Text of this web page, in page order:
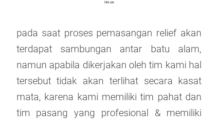
pada saat proses pemasangan relief akan
terdapat sambungan antar batu alam,
namun apabila dikerjakan oleh tim kami hal
tersebut tidak akan terlihat secara kasat
mata, karena kami memiliki tim pahat dan
tim pasang yang profesional & memiliki